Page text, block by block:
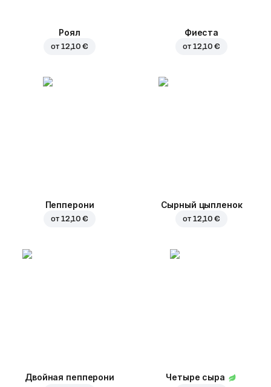
Роял
от 12,10 €
Фиеста
от 12,10 €
Пепперони
от 12,10 €
Сырный цыпленок
от 12,10 €
Двойная пепперони Четыре сыра